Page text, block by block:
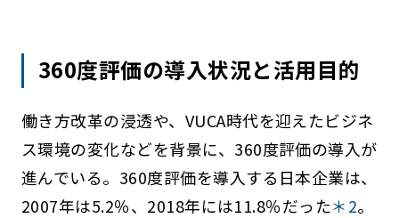
360度評価の導入状況と活用目的
働き方改革の浸透や、VUCA時代を迎えたビジネ
ス環境の変化などを背景に、360度評価の導入が
進んでいる。360度評価を導入する日本企業は、
2007年は5.2％、2018年には11.8％だった＊2。